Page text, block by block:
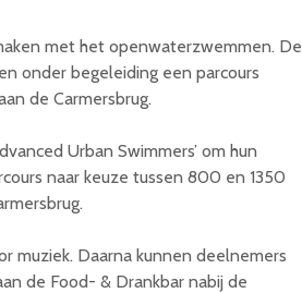
met het openwaterzwemmen. De
onder begeleiding een parcours
de Carmersbrug.
Urban Swimmers’ om hun
naar keuze tussen 800 en 1350
muziek. Daarna kunnen deelnemers
de Food- & Drankbar nabij de